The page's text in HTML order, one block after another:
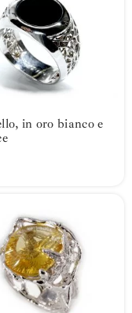
in oro bianco e